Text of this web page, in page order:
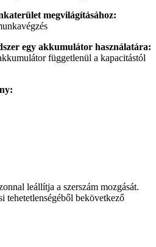
megvilágításához:
egy akkumulátor használatára:
függetlenül a kapacitástól
leállítja a szerszám mozgását.
tehetetlenségéből bekövetkező